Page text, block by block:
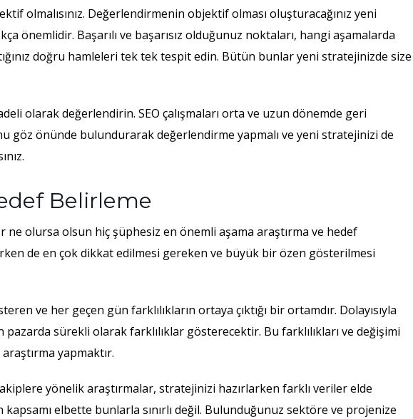
olmalısınız. Değerlendirmenin objektif olması oluşturacağınız yeni
önemlidir. Başarılı ve başarısız olduğunuz noktaları, hangi aşamalarda
doğru hamleleri tek tek tespit edin. Bütün bunlar yeni stratejinizde size
olarak değerlendirin. SEO çalışmaları orta ve uzun dönemde geri
göz önünde bulundurarak değerlendirme yapmalı ve yeni stratejinizi de
Belirleme
ne olursa olsun hiç şüphesiz en önemli aşama araştırma ve hedef
de en çok dikkat edilmesi gereken ve büyük bir özen gösterilmesi
ve her geçen gün farklılıkların ortaya çıktığı bir ortamdır. Dolayısıyla
sürekli olarak farklılıklar gösterecektir. Bu farklılıkları ve değişimi
yapmaktır.
yönelik araştırmalar, stratejinizi hazırlarken farklı veriler elde
kapsamı elbette bunlarla sınırlı değil. Bulunduğunuz sektöre ve projenize